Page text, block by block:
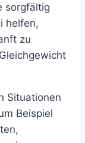
sorgfältig
helfen,
zu
Situationen
Beispiel